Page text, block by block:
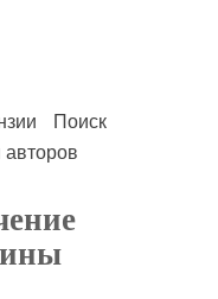
Поиск
авторов